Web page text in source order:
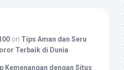
on Tips Aman dan Seru
Terbaik di Dunia
Kemenangan dengan Situs